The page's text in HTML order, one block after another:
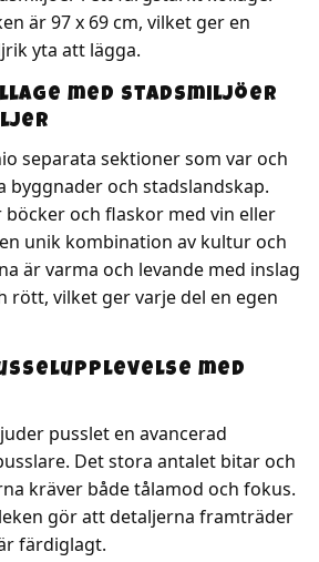
är 97 x 69 cm, vilket ger en
yta att lägga.
med stadsmiljöer
separata sektioner som var och
byggnader och stadslandskap.
böcker och flaskor med vin eller
unik kombination av kultur och
är varma och levande med inslag
rött, vilket ger varje del en egen
med
pusslet en avancerad
Det stora antalet bitar och
kräver både tålamod och fokus.
gör att detaljerna framträder
färdiglagt.